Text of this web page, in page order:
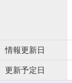
情報更新日
更新予定日